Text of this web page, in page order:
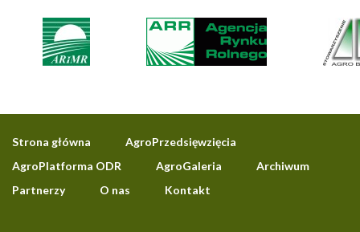
Strona główna
AgroPrzedsięwzięcia
AgroPlatforma ODR
AgroGaleria
Archiwum
Partnerzy
O nas Kontakt